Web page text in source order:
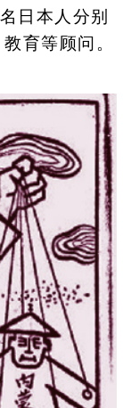
日本人分别
育等顾问。